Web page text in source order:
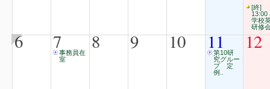
[終]
13:00
学校
研修
6 7事務員在
室
8 9 10 11
第10研
究グルー
プ 定
例..
12